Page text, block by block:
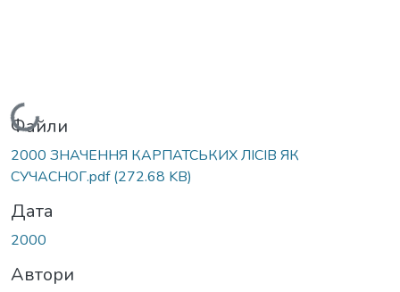
Вантажиться...
Файли
2000 ЗНАЧЕННЯ КАРПАТСЬКИХ ЛІСІВ ЯК
СУЧАСНОГ.pdf(272.68 KB)
Дата
2000
Автори